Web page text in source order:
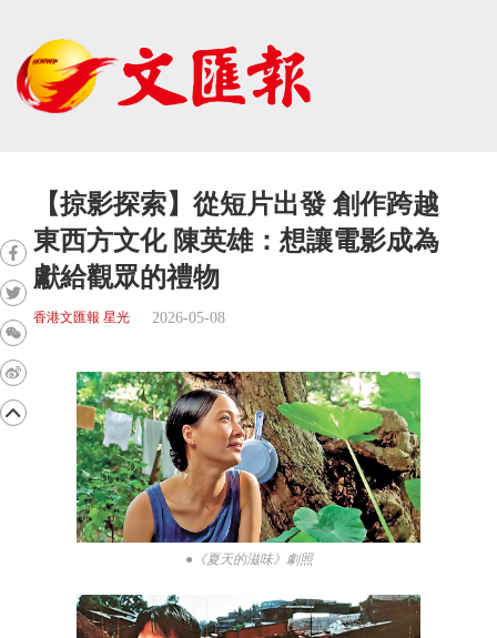
【掠影探索】從短片出發 創作跨越
東西方文化 陳英雄：想讓電影成為
獻給觀眾的禮物
香港文匯報 星光 2026-05-08
●《夏天的滋味》劇照